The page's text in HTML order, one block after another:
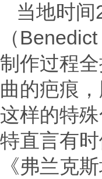
当地时
（
制作过程
曲的疤痕
这样的特
特直言有
《弗兰克